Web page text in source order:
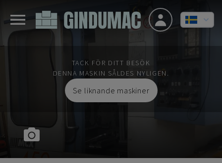
TACK FÖR DITT BESÖK
DENNA MASKIN SÅLDES NYLIGEN.
Se liknande maskiner